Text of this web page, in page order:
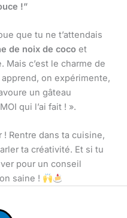
!”
que tu ne t’attendais
de noix de coco et
Mais c’est le charme de
on expérimente,
un gâteau
qui l’ai fait ! ».
Rentre dans ta cuisine,
ta créativité. Et si tu
pour un conseil
saine !